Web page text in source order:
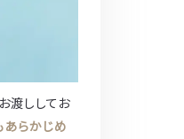
渡ししてお
らかじめ